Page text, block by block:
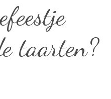
taarten?